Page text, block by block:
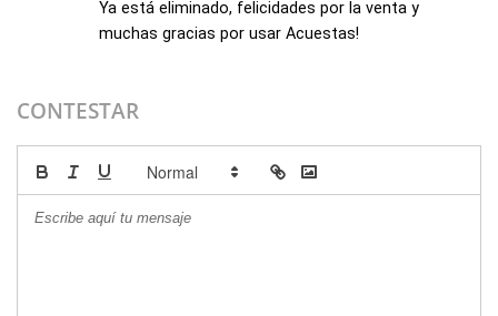
Ya está eliminado, felicidades por la venta y
muchas gracias por usar Acuestas!
CONTESTAR